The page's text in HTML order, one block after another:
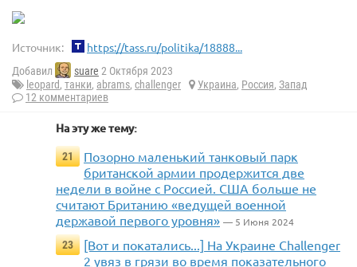
Источник: https://tass.ru/politika/18888...
Добавил suare 2 Октября 2023
leopard, танки, abrams, challenger Украина, Россия, Запад
12 комментариев
На эту же тему:
21
Позорно маленький танковый парк
британской армии продержится две
недели в войне с Россией. США больше не
считают Британию «ведущей военной
державой первого уровня» — 5 Июня 2024
23
[Вот и покатались...] На Украине Challenger
2 увяз в грязи во время показательного